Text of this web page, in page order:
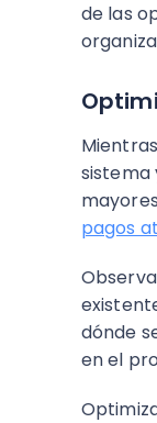
de las
sistema
pagos
dónde
en el